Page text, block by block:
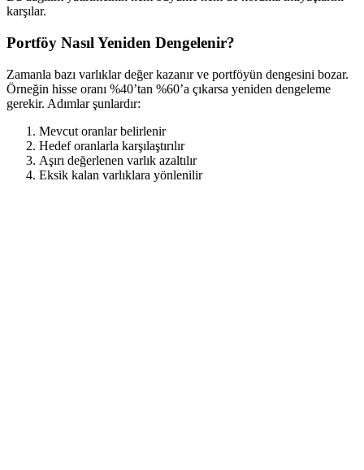
karşılar.
Portföy Nasıl Yeniden Dengelenir?
Zamanla bazı varlıklar değer kazanır ve portföyün dengesini bozar.
Örneğin hisse oranı %40’tan %60’a çıkarsa yeniden dengeleme
gerekir. Adımlar şunlardır:
Mevcut oranlar belirlenir
Hedef oranlarla karşılaştırılır
Aşırı değerlenen varlık azaltılır
Eksik kalan varlıklara yönlenilir